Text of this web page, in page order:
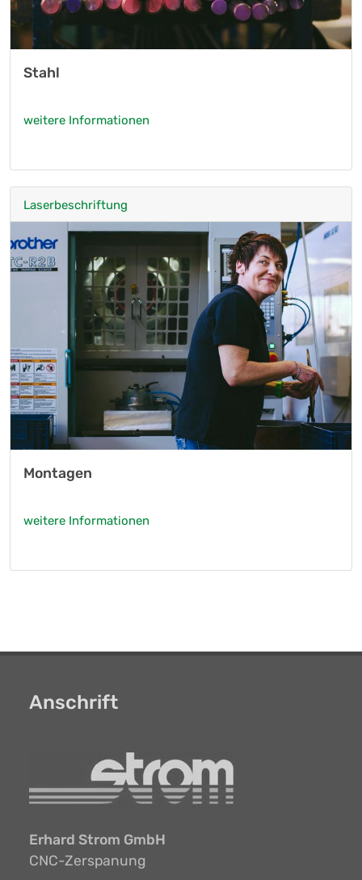
Stahl
weitere Informationen
Laserbeschriftung
Montagen
weitere Informationen
Anschrift
Erhard Strom GmbH
CNC-Zerspanung